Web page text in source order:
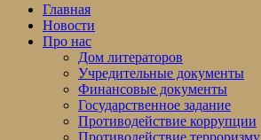
Главная
Новости
Про нас
Дом литераторов
Учредительные документы
Финансовые документы
Государственное задание
Противодействие коррупции
Противодействие терроризму